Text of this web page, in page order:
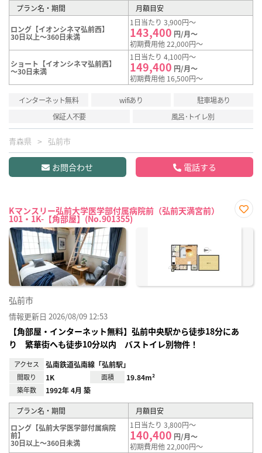
プラン名・期間 月額目安
ロング【イオンシネマ弘前西】
30日以上～360日未満
1日当たり 3,900円～
143,400 円/月～
初期費用他 22,000円～
ショート【イオンシネマ弘前西】
～30日未満
1日当たり 4,100円～
149,400 円/月～
初期費用他 16,500円～
インターネット無料 wifiあり
駐車場あり
保証人不要
風呂･トイレ別
青森県 弘前市
お問合わせ 電話する
Kマンスリー弘前大学医学部付属病院前（弘前天満宮前）
101・1K-【角部屋】(No.901355)
に入
弘前市
情報更新日 2026/08/09 12:53
【角部屋・インターネット無料】弘前中央駅から徒歩18分にあ
り 繁華街へも徒歩10分以内 バストイレ別物件！
アクセス 弘南鉄道弘南線「弘前駅」
間取り 1K 面積 19.84m²
築年数 1992年 4月 築
プラン名・期間
月額目安
ロング【弘前大学医学部付属病院
前】
30日以上～360日未満
1日当たり 3,800円～
140,400 円/月～
初期費用他 22,000円～